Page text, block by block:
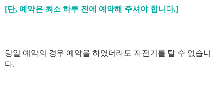
[단, 예약은 최소 하루 전에 예약해 주셔야 합니다.]
당일 예약의 경우 예약을 하였더라도 자전거를 탈 수 없습니
다.